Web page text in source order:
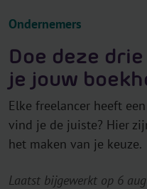
Ondernemers
Doe deze
je jouw
Elke freelancer heeft
vind je de juiste? Hier
het maken van je keuze.
Laatst bijgewerkt op 6